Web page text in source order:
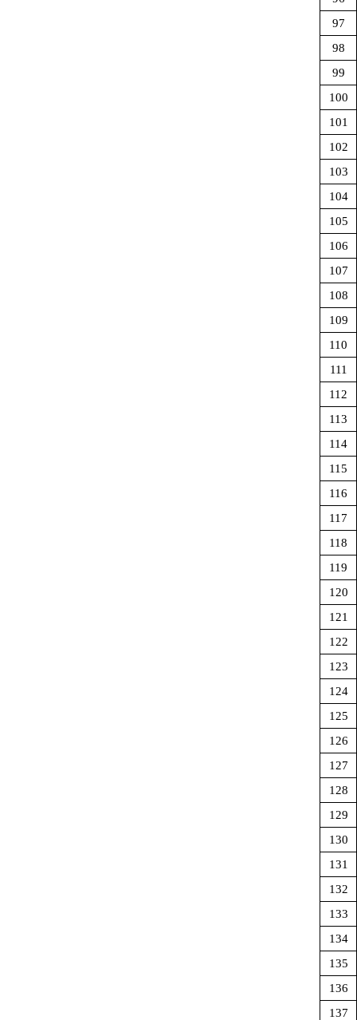
97
98
99
100
101
102
103
104
105
106
107
108
109
110
111
112
113
114
115
116
117
118
119
120
121
122
123
124
125
126
127
128
129
130
131
132
133
134
135
136
137